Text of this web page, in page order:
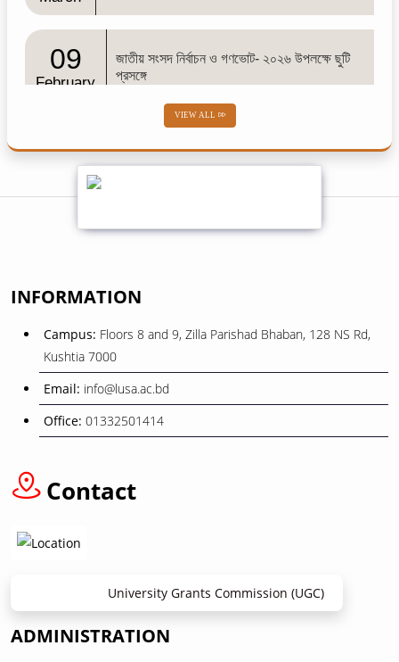
09
February
জাতীয় সংসদ নির্বাচন ও গণভোট- ২০২৬ উপলক্ষে ছুটি
প্রসঙ্গে
02
February
01 শোক সংবাদ
December
26
November
ওরিয়েন্টেশন ও বাৎসরিক শিক্ষা সফর
12 বাংলা নববর্ষ ১৪৩৩” উপলক্ষে ছুটি প্রসঙ্গে
VIEW ALL
INFORMATION
Campus: Floors 8 and 9, Zilla Parishad Bhaban, 128 NS Rd,
Kushtia 7000
Email: info@lusa.ac.bd
Office: 01332501414
Contact
University Grants Commission (UGC)
ADMINISTRATION